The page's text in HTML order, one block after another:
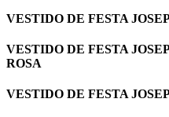
VESTIDO DE FESTA
VESTIDO DE FESTA
ROSA
VESTIDO DE FESTA